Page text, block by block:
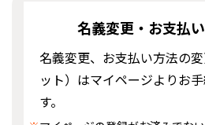
名義変更・お支払
名義変更、お支払い方法の
ット）はマイページよりお
す。